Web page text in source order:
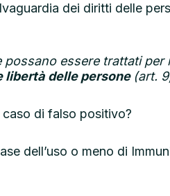
dei diritti delle
possano essere trattati
libertà delle persone (art.
caso di falso positivo?
dell’uso o meno di